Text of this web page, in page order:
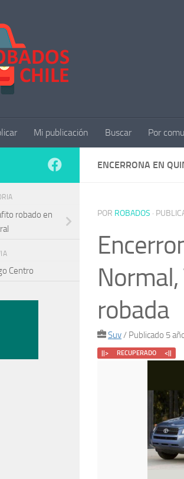
Mi publicación Buscar Por
ENCERRONA EN
POR ROBADOS ·
robada
Suv/ Publicado 5
||> RECUPERADO <||
robado en
Centro